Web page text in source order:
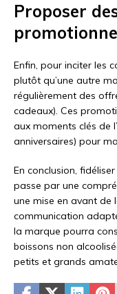
Proposer
Enfin, pour inciter les
plutôt qu’une autre
régulièrement des
cadeaux). Ces
aux moments clés de
anniversaires) pour
En conclusion,
passe par une
une mise en avant de
communication
la marque pourra
boissons non
petits et grands